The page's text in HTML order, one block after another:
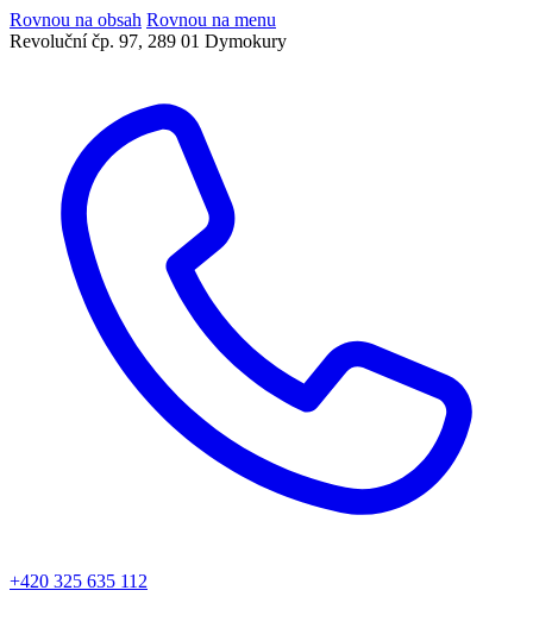
Rovnou na obsah Rovnou na menu
Revoluční čp. 97, 289 01 Dymokury
+420 325 635 112